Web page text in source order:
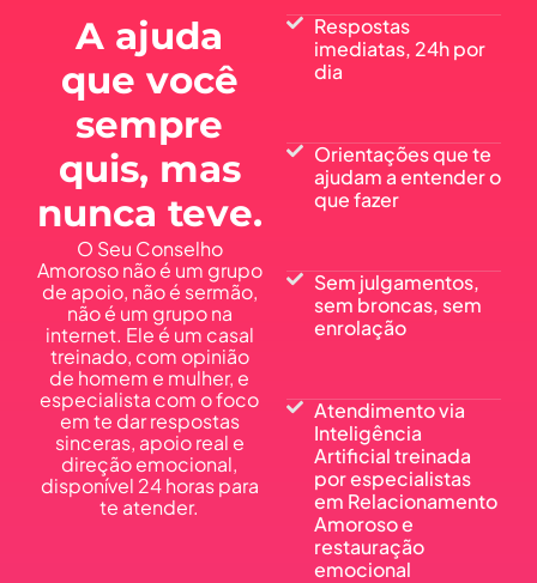
A ajuda
que você
sempre
quis, mas
nunca teve.
O Seu Conselho
Amoroso não é um grupo
de apoio, não é sermão,
não é um grupo na
internet. Ele é um casal
treinado, com opinião
de homem e mulher, e
especialista com o foco
em te dar respostas
sinceras, apoio real e
direção emocional,
disponível 24 horas para
te atender.
Respostas
imediatas, 24h por
dia
Orientações que te
ajudam a entender o
que fazer
Sem julgamentos,
sem broncas, sem
enrolação
Atendimento via
Inteligência
Artificial treinada
por especialistas
em Relacionamento
Amoroso e
restauração
emocional